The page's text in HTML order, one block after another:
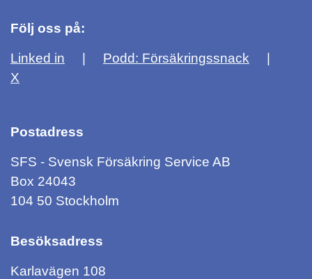
Följ oss på:
Linked in
Podd: Försäkringssnack
X
Postadress
SFS - Svensk Försäkring Service AB
Box 24043
104 50 Stockholm
Besöksadress
Karlavägen 108